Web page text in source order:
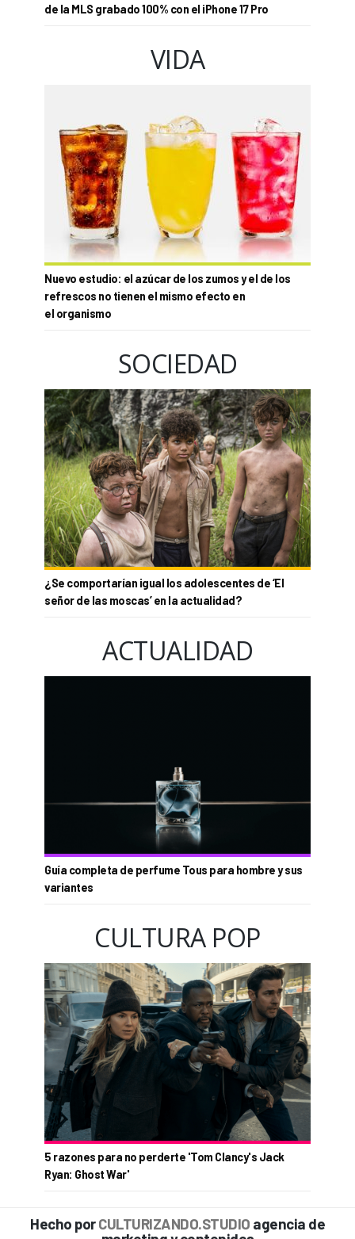
de la MLS grabado 100% con el iPhone 17 Pro
VIDA
Nuevo estudio: el azúcar de los zumos y el de los
refrescos no tienen el mismo efecto en
el organismo
SOCIEDAD
¿Se comportarían igual los adolescentes de ‘El
señor de las moscas’ en la actualidad?
ACTUALIDAD
Guía completa de perfume Tous para hombre y sus
variantes
CULTURA POP
5 razones para no perderte 'Tom Clancy's Jack
Ryan: Ghost War'
Hecho porCULTURIZANDO.STUDIO agencia de